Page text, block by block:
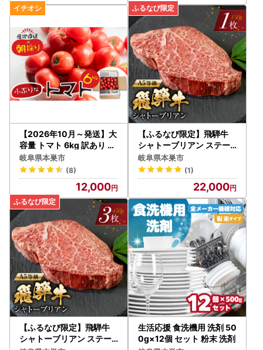
【2026年10月～発送】大
容量 トマト 6kg 訳あり ト
マト ポットファクトリー
岐阜県本巣市
(8)
12,000
【ふるなび限定】飛騨牛
シャトーブリアン ステー
キ150g×1枚 ステーキ ト
キノ屋食品 牛肉 FN-Limit
ed-PR
岐阜県本巣市
(1)
22,000
【ふるなび限定】飛騨牛
シャトーブリアン ステー
生活応援 食洗機用 洗剤 50
0g×12個 セット 粉末 洗剤